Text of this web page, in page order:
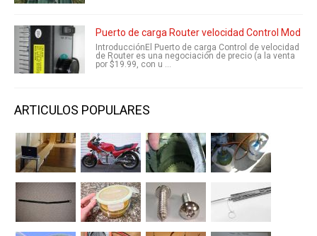
Puerto de carga Router velocidad Control Mod
IntroducciónEl Puerto de carga Control de velocidad
de Router es una negociación de precio (a la venta
por $19.99, con u ...
ARTICULOS POPULARES